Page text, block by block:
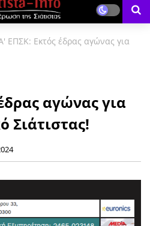
ΕΠΣΚ: Εκτός έδρας αγώνας για
αγώνας για
Σιάτιστας!